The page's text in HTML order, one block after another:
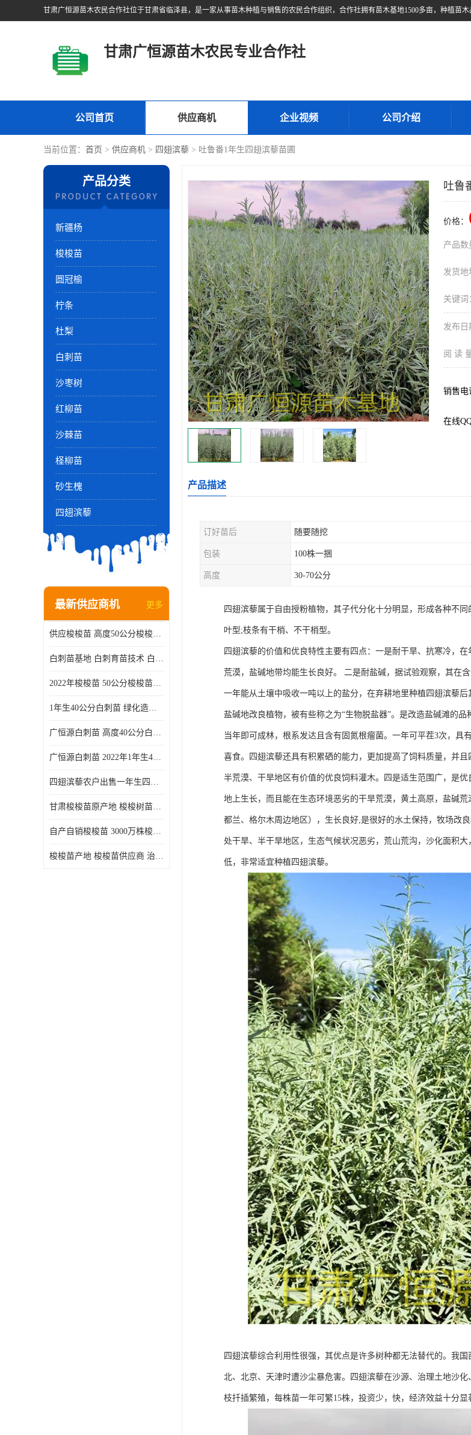
甘肃广恒源苗木农民专业合作社
公司首页 供应商机 企业视频 公司介绍
当前位置： 首页 > 供应商机 > 四翅滨藜 > 吐鲁番1年生四翅滨藜苗圃
产品分类
新疆杨
梭梭苗
圆冠榆
柠条
杜梨
白刺苗
沙枣树
红柳苗
沙棘苗
柽柳苗
砂生槐
四翅滨藜
最新供应商机 更多
供应梭梭苗 高度50公分梭梭种苗基地 一手货源无中介
白刺苗基地 白刺育苗技术 白刺苗产地
2022年梭梭苗 50公分梭梭苗产地 沙漠绿化梭梭苗基地 提供技术
1年生40公分白刺苗 绿化造林白刺树苗
广恒源白刺苗 高度40公分白刺树苗
广恒源白刺苗 2022年1年生40公分白刺树苗
四翅滨藜农户出售一年生四翅滨藜各种规格四翅滨黎产地货源
甘肃梭梭苗原产地 梭梭树苗种植技术 梭梭种苗基地
自产自销梭梭苗 3000万株梭梭种苗供应 办理检疫全国发货
梭梭苗产地 梭梭苗供应商 治沙造林梭梭种苗 自产自销
吐鲁
价格：
产品数
发货地
关键词
发布日
阅 读
销售电
在线QQ
产品描述
订好苗后 随要随挖
包装 100株一捆
高度 30-70公分
四翅滨藜属于自由授粉植物，其子代分化十分明显，形成各种不
叶型;枝条有干梢、不干梢型。
四翅滨藜的价值和优良特性主要有四点：一是耐干旱、抗寒冷，
荒漠，盐碱地带均能生长良好。 二是耐盐碱，据试验观察，其在
一年能从土壤中吸收一吨以上的盐分，在弃耕地里种植四翅滨藜
盐碱地改良植物，被有些称之为“生物脱盐器”。是改造盐碱滩的
当年即可成林，根系发达且含有固氮根瘤菌。一年可平茬3次，
喜食。四翅滨藜还具有积累硒的能力，更加提高了饲料质量，并
半荒漠、干旱地区有价值的优良饲料灌木。四是适生范围广，是
地上生长，而且能在生态环境恶劣的干旱荒漠，黄土高原，盐碱
都兰、格尔木周边地区），生长良好,是很好的水土保持，牧场改
处干旱、半干旱地区，生态气候状况恶劣，荒山荒沟，沙化面积
低，非常适宜种植四翅滨藜。
四翅滨藜综合利用性很强，其优点是许多树种都无法替代的。我
北、北京、天津时遭沙尘暴危害。四翅滨藜在沙源、治理土地沙
枝扦插繁殖，每株苗一年可繁15株，投资少，快，经济效益十分显